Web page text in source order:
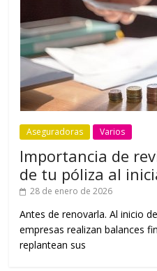
Aseguradoras Varios
Importancia de
de tu póliza al
28 de enero de 2026
Antes de renovarla. Al inicio
empresas realizan balances
replantean sus